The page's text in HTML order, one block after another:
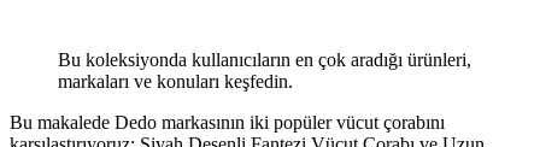
Bu koleksiyonda kullanıcıların en çok aradığı ürünleri,
markaları ve konuları keşfedin.
Bu makalede Dedo markasının iki popüler vücut çorabını